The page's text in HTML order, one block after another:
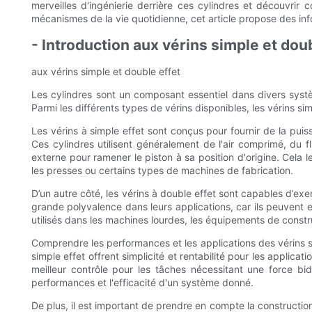
merveilles d'ingénierie derrière ces cylindres et découvrir
mécanismes de la vie quotidienne, cet article propose des
- Introduction aux vérins simple et
aux vérins simple et double effet
Les cylindres sont un composant essentiel dans divers
Parmi les différents types de vérins disponibles, les vérins
Les vérins à simple effet sont conçus pour fournir de la
Ces cylindres utilisent généralement de l'air comprimé,
externe pour ramener le piston à sa position d'origine. Cela
les presses ou certains types de machines de fabrication.
D’un autre côté, les vérins à double effet sont capables
grande polyvalence dans leurs applications, car ils peuvent
utilisés dans les machines lourdes, les équipements de
Comprendre les performances et les applications des
simple effet offrent simplicité et rentabilité pour les
meilleur contrôle pour les tâches nécessitant une force
performances et l'efficacité d'un système donné.
De plus, il est important de prendre en compte la